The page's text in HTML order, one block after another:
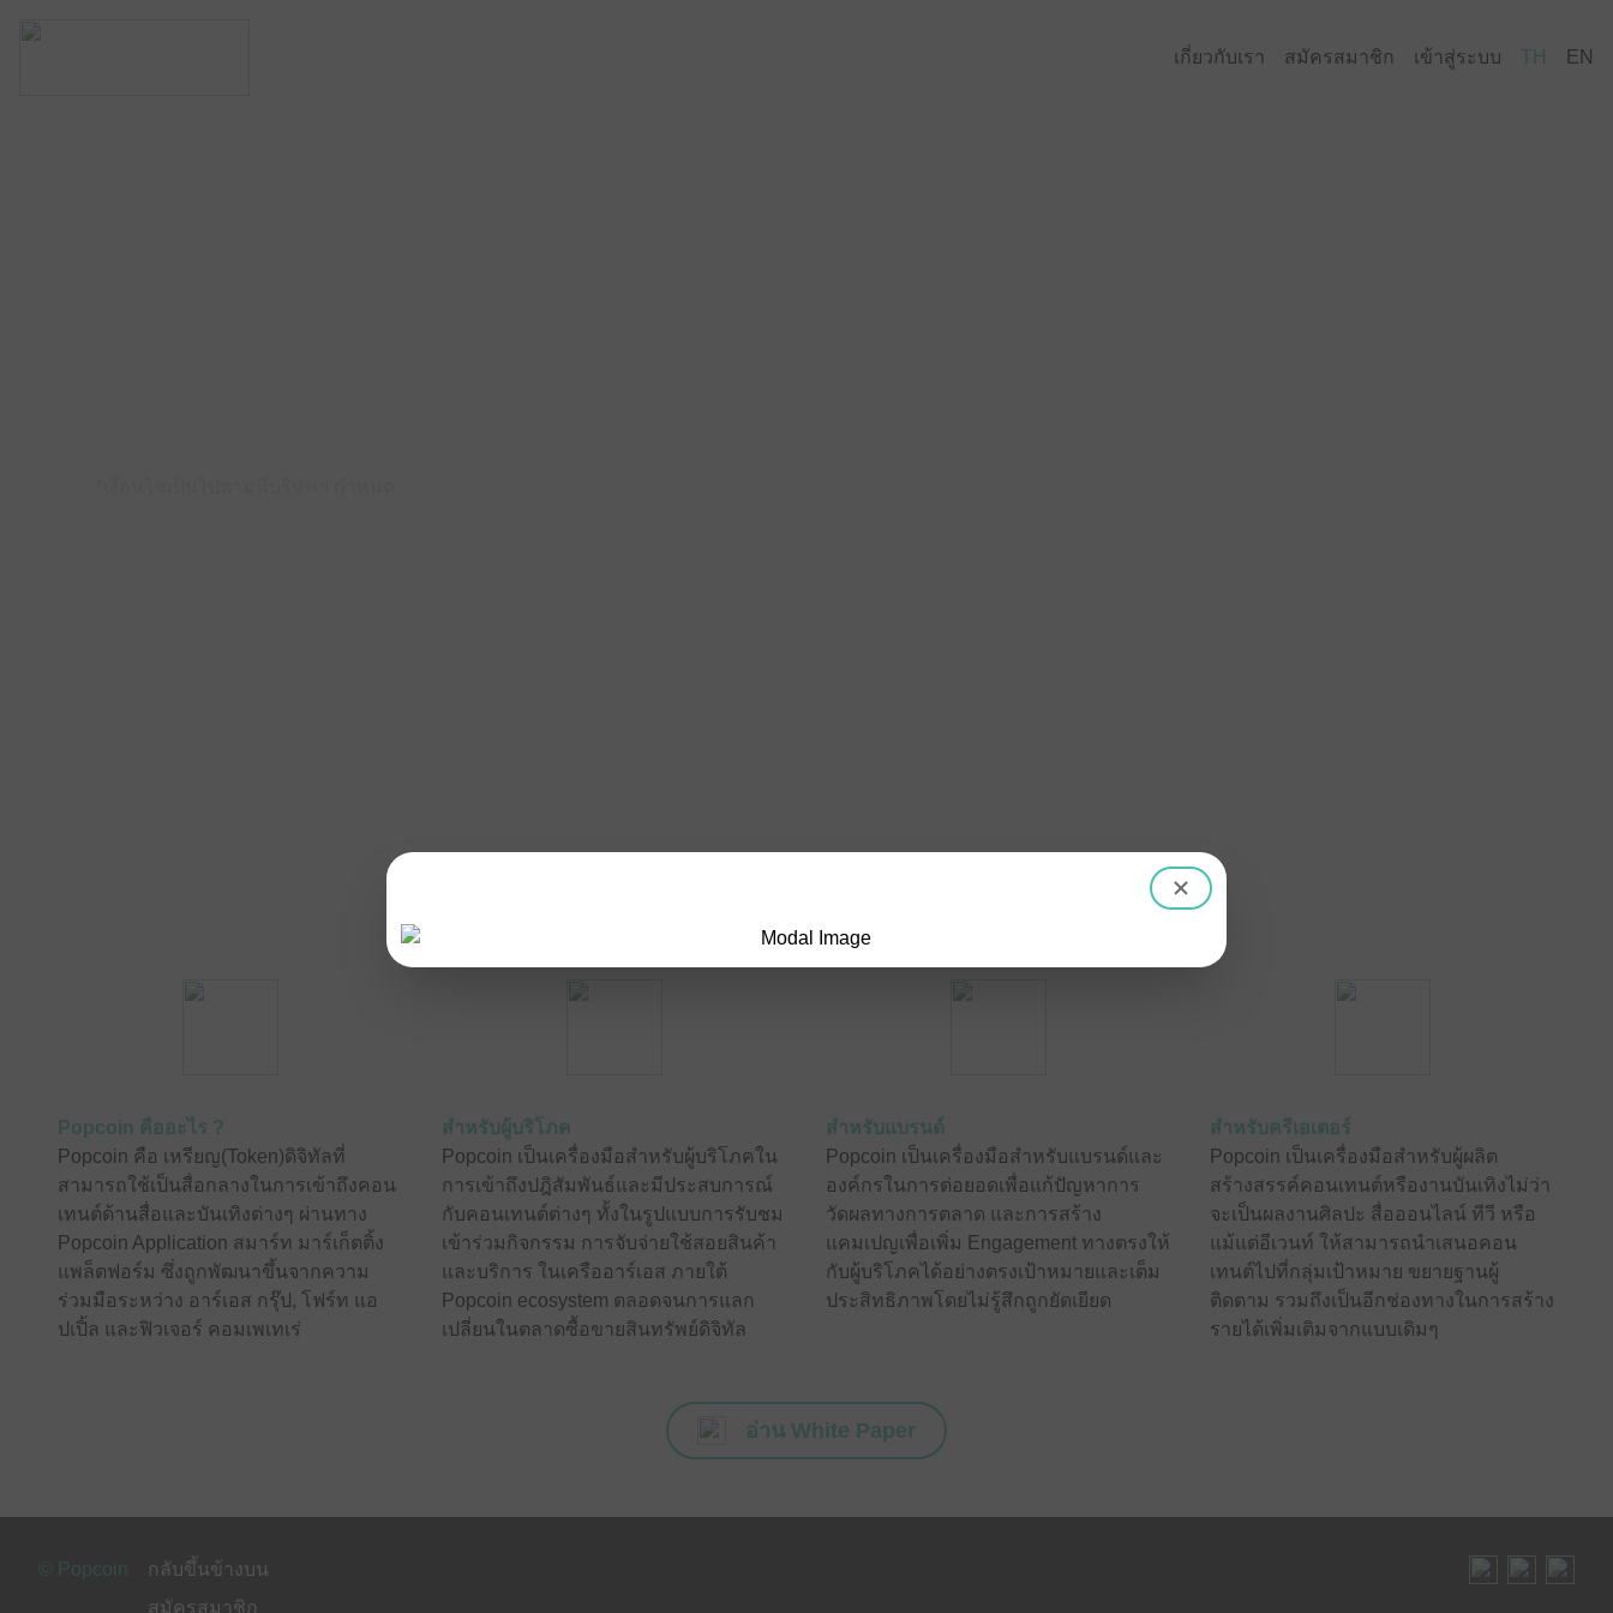
เกี่ยวกับเรา สมัครสมาชิก เข้าสู่ระบบ TH EN
Popcoin คืออะไร ?
Popcoin คือ เหรียญ(Token)ดิจิทัลที่
สามารถใช้เป็นสื่อกลางในการเข้าถึงคอน
เทนต์ด้านสื่อและบันเทิงต่างๆ ผ่านทาง
Popcoin Application สมาร์ท มาร์เก็ตติ้ง
แพล็ตฟอร์ม ซึ่งถูกพัฒนาขึ้นจากความ
ร่วมมือระหว่าง อาร์เอส กรุ๊ป, โฟร์ท แอ
ปเปิ้ล และฟิวเจอร์ คอมเพเทเร่
สำหรับผู้บริโภค
Popcoin เป็นเครื่องมือสำหรับผู้บริโภคใน
การเข้าถึงปฎิสัมพันธ์และมีประสบการณ์
กับคอนเทนต์ต่างๆ ทั้งในรูปแบบการรับชม
เข้าร่วมกิจกรรม การจับจ่ายใช้สอยสินค้า
และบริการ ในเครืออาร์เอส ภายใต้
Popcoin ecosystem ตลอดจนการแลก
เปลี่ยนในตลาดซื้อขายสินทรัพย์ดิจิทัล
สำหรับแบรนด์
Popcoin เป็นเครื่องมือสำหรับแบรนด์และ
องค์กรในการต่อยอดเพื่อแก้ปัญหาการ
วัดผลทางการตลาด และการสร้าง
แคมเปญเพื่อเพิ่ม Engagement ทางตรงให้
กับผู้บริโภคได้อย่างตรงเป้าหมายและเต็ม
ประสิทธิภาพโดยไม่รู้สึกถูกยัดเยียด
สำหรับครีเอเตอร์
Popcoin เป็นเครื่องมือสำหรับผู้ผลิต
สร้างสรรค์คอนเทนต์หรืองานบันเทิงไม่ว่า
จะเป็นผลงานศิลปะ สื่อออนไลน์ ทีวี หรือ
แม้แต่อีเวนท์ ให้สามารถนำเสนอคอน
เทนต์ไปที่กลุ่มเป้าหมาย ขยายฐานผู้
ติดตาม รวมถึงเป็นอีกช่องทางในการสร้าง
รายได้เพิ่มเติมจากแบบเดิมๆ
อ่าน White Paper
กลับขึ้นข้างบน
สมัครสมาชิก